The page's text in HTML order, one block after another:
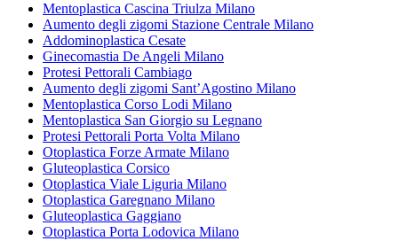
Mentoplastica Cascina Triulza Milano
Aumento degli zigomi Stazione Centrale Milano
Addominoplastica Cesate
Ginecomastia De Angeli Milano
Protesi Pettorali Cambiago
Aumento degli zigomi Sant’Agostino Milano
Mentoplastica Corso Lodi Milano
Mentoplastica San Giorgio su Legnano
Protesi Pettorali Porta Volta Milano
Otoplastica Forze Armate Milano
Gluteoplastica Corsico
Otoplastica Viale Liguria Milano
Otoplastica Garegnano Milano
Gluteoplastica Gaggiano
Otoplastica Porta Lodovica Milano